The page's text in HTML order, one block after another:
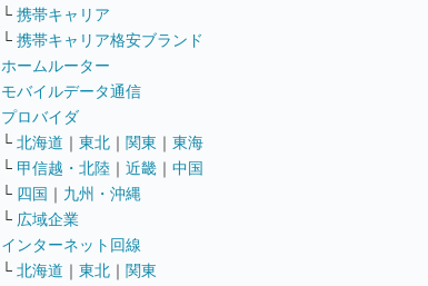
└ 携帯キャリア
└ 携帯キャリア格安ブランド
ホームルーター
モバイルデータ通信
プロバイダ
└ 北海道 ｜ 東北 ｜ 関東 ｜ 東海
└ 甲信越・北陸 ｜ 近畿 ｜ 中国
└ 四国 ｜ 九州・沖縄
└ 広域企業
インターネット回線
└ 北海道 ｜ 東北 ｜ 関東